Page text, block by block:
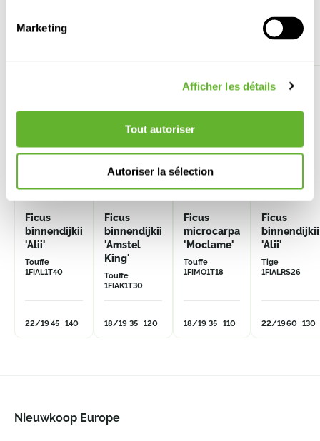
Marketing
Afficher les détails
Tout autoriser
Autoriser la sélection
Autre produits
Ficus
binnendijkii
'Alii'
Touffe
1FIAL1T40
22/1945 140
Ficus
binnendijkii
'Amstel
King'
Touffe
1FIAK1T30
18/19 35 120
Ficus
microcarpa
'Moclame'
Touffe
1FIMO1T18
18/19 35 110
Ficus
binnendijkii
'Alii'
Tige
1FIALRS26
22/1960 130
Nieuwkoop Europe